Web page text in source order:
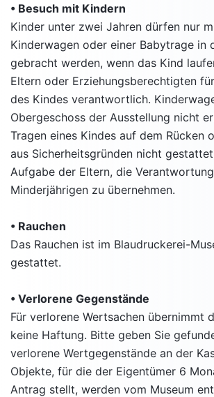
• Besuch mit Kindern
Kinder unter zwei Jahren dürfen nur
Kinderwagen oder einer Babytrage in
gebracht werden, wenn das Kind
Eltern oder Erziehungsberechtigten
des Kindes verantwortlich.
Obergeschoss der Ausstellung nicht
Tragen eines Kindes auf dem Rücken
aus Sicherheitsgründen nicht
Aufgabe der Eltern, die
Minderjährigen zu übernehmen.
• Rauchen
Das Rauchen ist im Blaudruckerei-
gestattet.
• Verlorene Gegenstände
Für verlorene Wertsachen übernimmt
keine Haftung. Bitte geben Sie
verlorene Wertgegenstände an der
Objekte, für die der Eigentümer 6
Antrag stellt, werden vom Museum